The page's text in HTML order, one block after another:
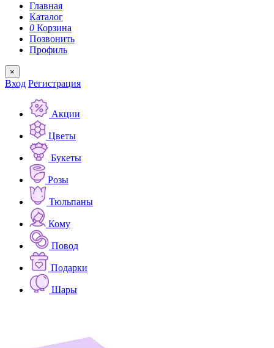
Главная
Каталог
0 Корзина
Позвонить
Профиль
×
Вход Регистрация
Акции
Цветы
Букеты
Розы
Тюльпаны
Кому
Повод
Подарки
Шары